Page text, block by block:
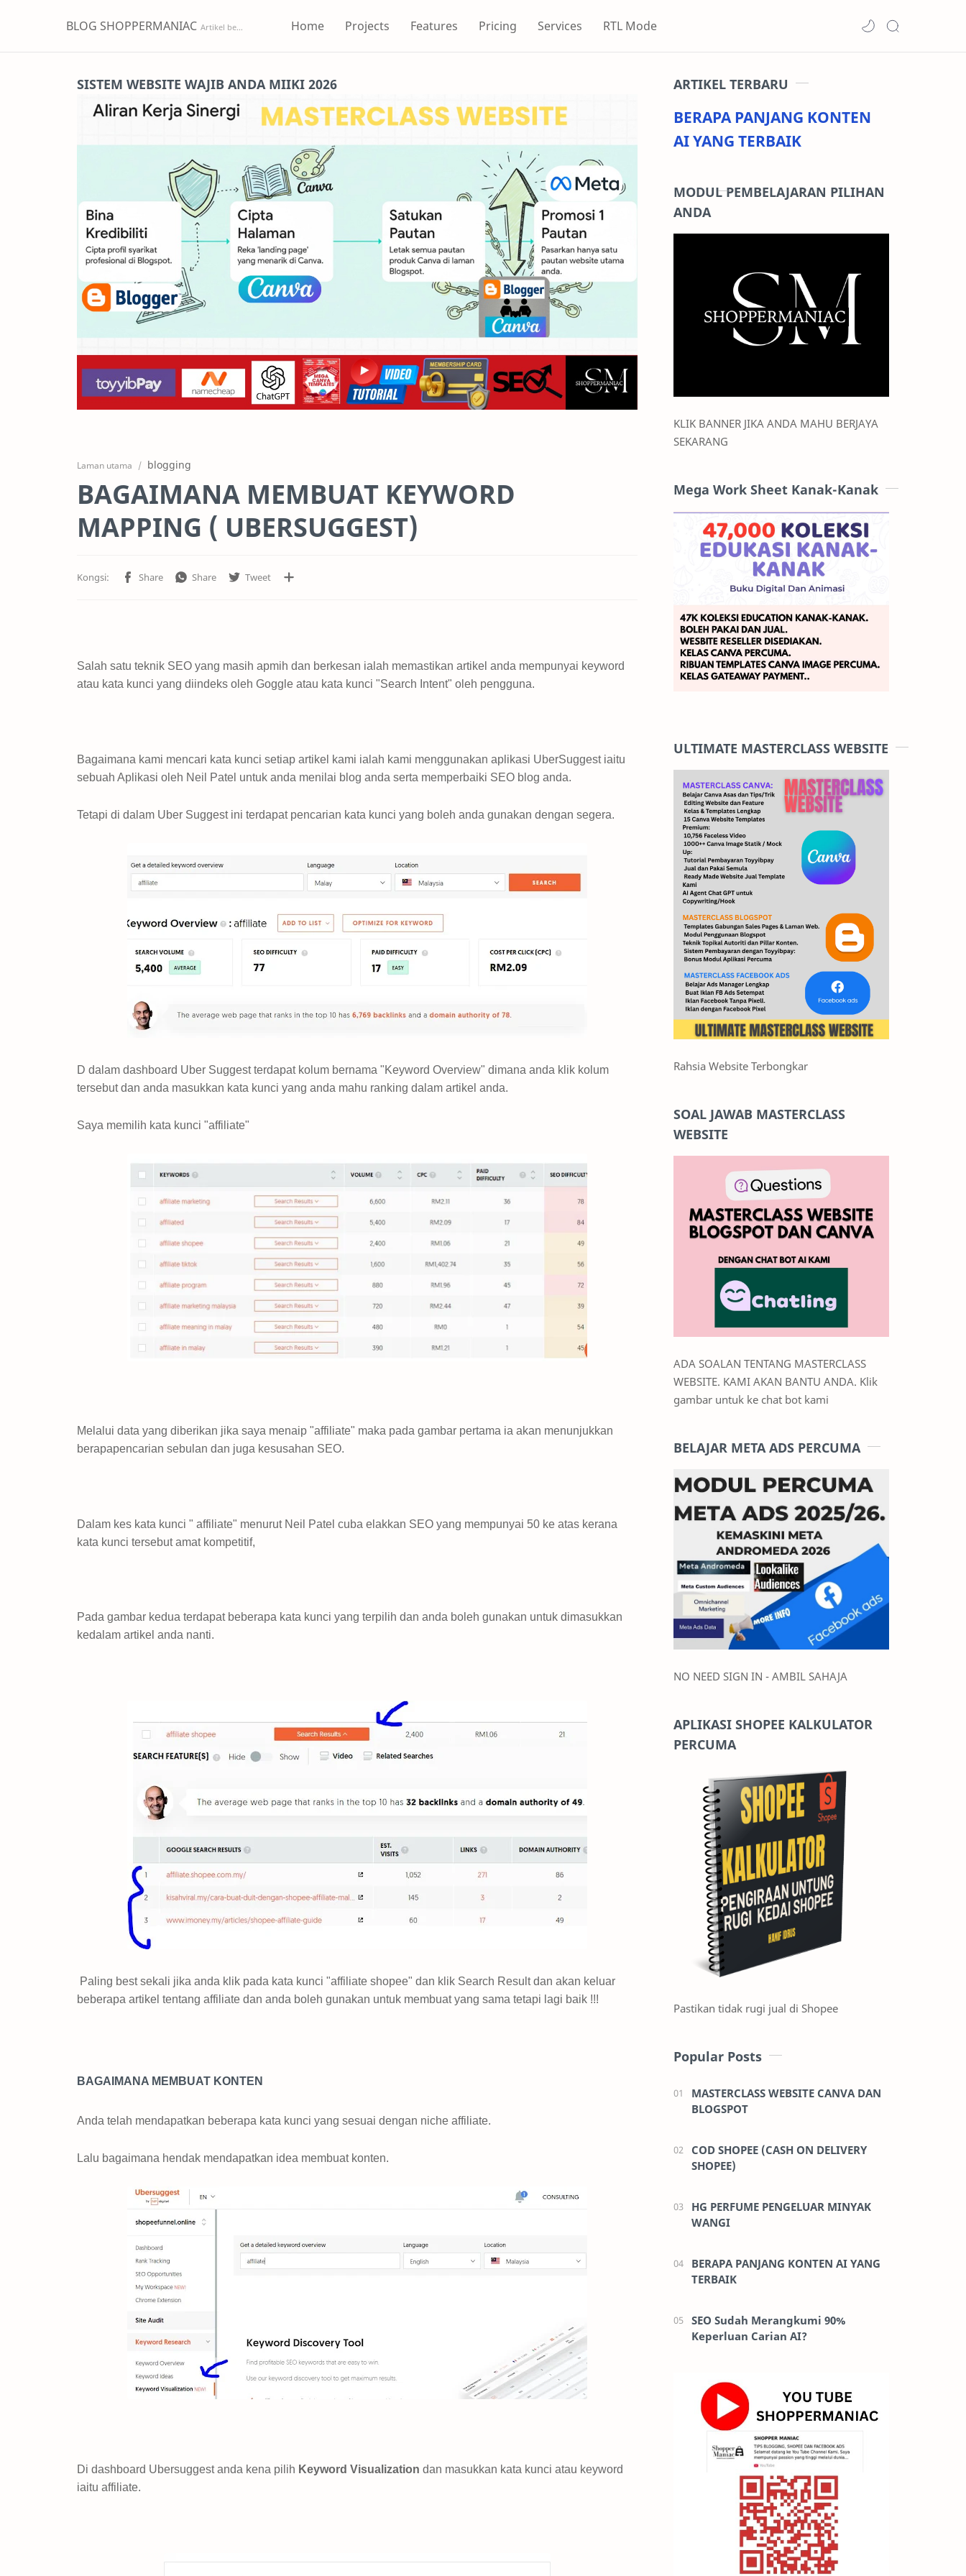
BLOG SHOPPERMANIAC Home Projects Features Pricing Services RTL Mode
SISTEM WEBSITE WAJIB ANDA MIIKI 2026
Laman utama blogging
BAGAIMANA MEMBUAT KEYWORD
MAPPING ( UBERSUGGEST)
Salah satu teknik SEO yang masih apmih dan berkesan ialah memastikan artikel anda mempunyai keyword
atau kata kunci yang diindeks oleh Goggle atau kata kunci "Search Intent" oleh pengguna.
Bagaimana kami mencari kata kunci setiap artikel kami ialah kami menggunakan aplikasi UberSuggest iaitu
sebuah Aplikasi oleh Neil Patel untuk anda menilai blog anda serta memperbaiki SEO blog anda.
Tetapi di dalam Uber Suggest ini terdapat pencarian kata kunci yang boleh anda gunakan dengan segera.
D dalam dashboard Uber Suggest terdapat kolum bernama "Keyword Overview" dimana anda klik kolum
tersebut dan anda masukkan kata kunci yang anda mahu ranking dalam artikel anda.
Saya memilih kata kunci "affiliate"
Melalui data yang diberikan jika saya menaip "affiliate" maka pada gambar pertama ia akan menunjukkan
berapapencarian sebulan dan juga kesusahan SEO.
Dalam kes kata kunci " affiliate" menurut Neil Patel cuba elakkan SEO yang mempunyai 50 ke atas kerana
kata kunci tersebut amat kompetitif,
Pada gambar kedua terdapat beberapa kata kunci yang terpilih dan anda boleh gunakan untuk dimasukkan
kedalam artikel anda nanti.
Paling best sekali jika anda klik pada kata kunci "affiliate shopee" dan klik Search Result dan akan keluar
beberapa artikel tentang affiliate dan anda boleh gunakan untuk membuat yang sama tetapi lagi baik !!!
BAGAIMANA MEMBUAT KONTEN
Anda telah mendapatkan beberapa kata kunci yang sesuai dengan niche affiliate.
Lalu bagaimana hendak mendapatkan idea membuat konten.
Di dashboard Ubersuggest anda kena pilih Keyword Visualization dan masukkan kata kunci atau keyword
iaitu affiliate.
ARTIKEL TERBARU
BERAPA PANJANG KONTEN
AI YANG TERBAIK
MODUL PEMBELAJARAN PILIHAN
ANDA
KLIK BANNER JIKA ANDA MAHU BERJAYA
SEKARANG
Mega Work Sheet Kanak-Kanak
ULTIMATE MASTERCLASS WEBSITE
Rahsia Website Terbongkar
SOAL JAWAB MASTERCLASS
WEBSITE
ADA SOALAN TENTANG MASTERCLASS
WEBSITE. KAMI AKAN BANTU ANDA. Klik
gambar untuk ke chat bot kami
BELAJAR META ADS PERCUMA
NO NEED SIGN IN - AMBIL SAHAJA
APLIKASI SHOPEE KALKULATOR
PERCUMA
Pastikan tidak rugi jual di Shopee
Popular Posts
MASTERCLASS WEBSITE CANVA DAN
BLOGSPOT
COD SHOPEE (CASH ON DELIVERY
SHOPEE)
HG PERFUME PENGELUAR MINYAK
WANGI
BERAPA PANJANG KONTEN AI YANG
TERBAIK
SEO Sudah Merangkumi 90%
Keperluan Carian AI?